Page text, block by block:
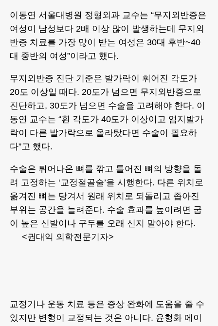
이동연 서울대병원 정형외과 교수는 “무지외반증은
여성이 남성보다 2배 이상 많이 발생하는데 무지외
반증 치료를 가장 많이 받는 여성은 30대 후반~40
대 중반의 여성”이라고 했다.
무지외반증 진단 기준은 발가락이 휘어진 각도가
20도 이상일 때다. 20도가 넘으면 무지외반증으로
진단하고, 30도가 넘으면 수술을 고려해야 한다. 이
동연 교수는 “휜 각도가 40도가 이상이고 엄지발가
락이 다른 발가락으로 올라탔다면 수술이 필요하
다”고 했다.
수술은 튀어나온 뼈를 깎고 틀어진 뼈의 방향을 돌
려 고정하는 ‘교정절골술’을 시행한다. 다른 위치로
옮겨진 뼈는 당겨서 원래 위치로 되돌리고 좁아진
부위는 공간을 늘려준다. 수술 효과를 높이려면 굽
이 높은 신발이나 구두를 오래 신지 말아야 한다.
<권대익 의학전문기자>
교정기나 운동 치료 등은 증상 완화에 도움을 줄 수
있지만 변형이 교정되는 것은 아니다. 윤형화 에이